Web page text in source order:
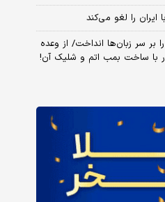
ایران را لغو می‌کند
بر سر زبان‌ها انداخت/ از وعده